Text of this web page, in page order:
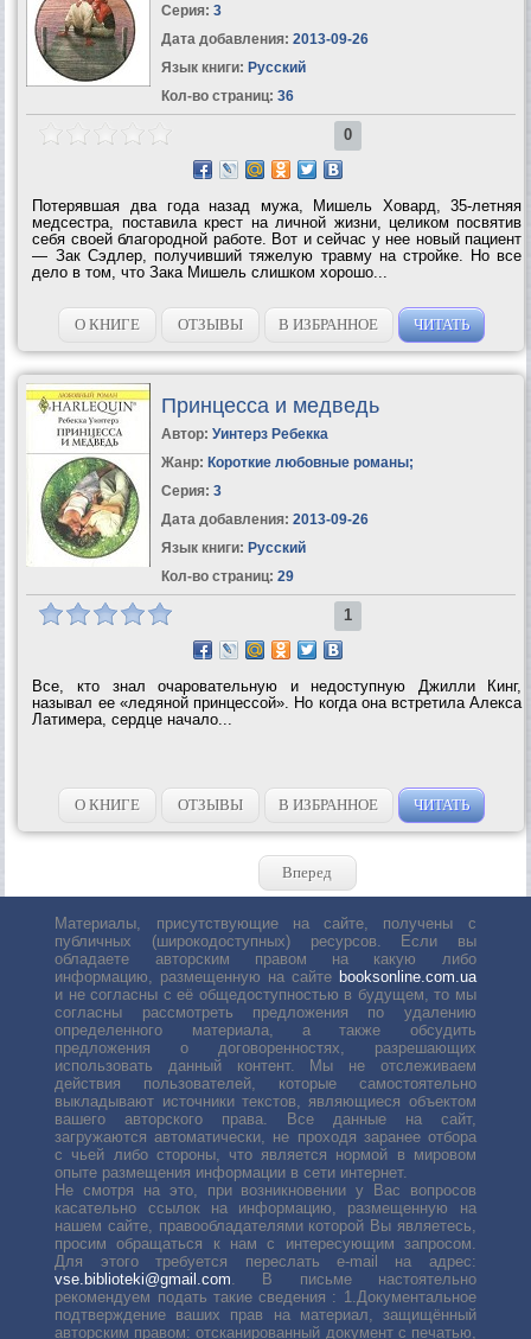
Серия: 3
Дата добавления: 2013-09-26
Язык книги: Русский
Кол-во страниц: 36
0
Потерявшая два года назад мужа, Мишель Ховард, 35-летняя
медсестра, поставила крест на личной жизни, целиком посвятив
себя своей благородной работе. Вот и сейчас у нее новый пациент
— Зак Сэдлер, получивший тяжелую травму на стройке. Но все
дело в том, что Зака Мишель слишком хорошо...
О КНИГЕ ОТЗЫВЫ В ИЗБРАННОЕ ЧИТАТЬ
Принцесса и медведь
Автор: Уинтерз Ребекка
Жанр: Короткие любовные романы;
Серия: 3
Дата добавления: 2013-09-26
Язык книги: Русский
Кол-во страниц: 29
1
Все, кто знал очаровательную и недоступную Джилли Кинг,
называл ее «ледяной принцессой». Но когда она встретила Алекса
Латимера, сердце начало...
О КНИГЕ ОТЗЫВЫ В ИЗБРАННОЕ ЧИТАТЬ
Вперед
Материалы, присутствующие на сайте, получены с
публичных (широкодоступных) ресурсов. Если вы
обладаете авторским правом на какую либо
информацию, размещенную на сайте booksonline.com.ua
и не согласны с её общедоступностью в будущем, то мы
согласны рассмотреть предложения по удалению
определенного материала, а также обсудить
предложения о договоренностях, разрешающих
использовать данный контент. Мы не отслеживаем
действия пользователей, которые самостоятельно
выкладывают источники текстов, являющиеся объектом
вашего авторского права. Все данные на сайт,
загружаются автоматически, не проходя заранее отбора
с чьей либо стороны, что является нормой в мировом
опыте размещения информации в сети интернет.
Не смотря на это, при возникновении у Вас вопросов
касательно ссылок на информацию, размещенную на
нашем сайте, правообладателями которой Вы являетесь,
просим обращаться к нам с интересующим запросом.
Для этого требуется переслать е-mail на адрес:
vse.biblioteki@gmail.com . В письме настоятельно
рекомендуем подать такие сведения : 1.Документальное
подтверждение ваших прав на материал, защищённый
авторским правом: отсканированный документ с печатью,